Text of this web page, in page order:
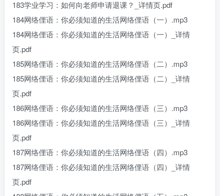
183学业学习：如何向老师申请退课？_详情页.pdf
184网络俚语：你必须知道的生活网络俚语（一）.mp3
184网络俚语：你必须知道的生活网络俚语（一）_详情
页.pdf
185网络俚语：你必须知道的生活网络俚语（二）.mp3
185网络俚语：你必须知道的生活网络俚语（二）_详情
页.pdf
186网络俚语：你必须知道的生活网络俚语（三）.mp3
186网络俚语：你必须知道的生活网络俚语（三）_详情
页.pdf
187网络俚语：你必须知道的生活网络俚语（四）.mp3
187网络俚语：你必须知道的生活网络俚语（四）_详情
页.pdf